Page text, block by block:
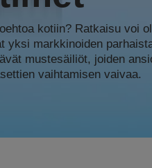
kotiin? Ratkaisu voi
yksi markkinoiden
mustesäiliöt, joiden
vaihtamisen vaivaa.